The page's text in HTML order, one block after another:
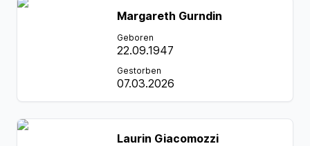
Margareth Gurndin
Geboren
22.09.1947
Gestorben
07.03.2026
Laurin Giacomozzi